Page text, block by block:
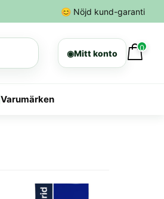
😊 Nöjd kund-garanti
◉Mitt konto
0
Varumärken